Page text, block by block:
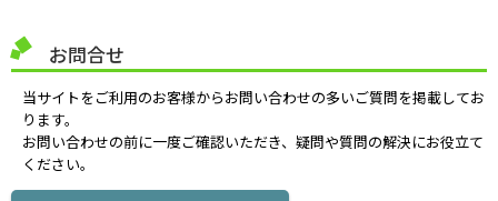
お問合せ
当サイトをご利用のお客様からお問い合わせの多いご質問を掲載してお
ります。
お問い合わせの前に一度ご確認いただき、疑問や質問の解決にお役立て
ください。